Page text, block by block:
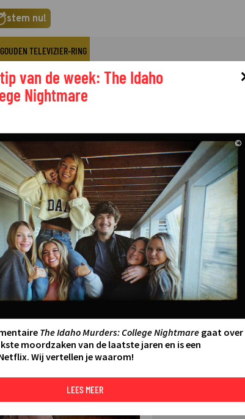
stem nu!
GOUDEN TELEVIZIER-RING
detective in
UPDATE: 27-11-25 09:26
©
van de week: The Idaho
Nightmare
©
The Idaho Murders: College Nightmaregaat over
moordzaken van de laatste jaren en is een
Wij vertellen je waarom!
LEES MEER